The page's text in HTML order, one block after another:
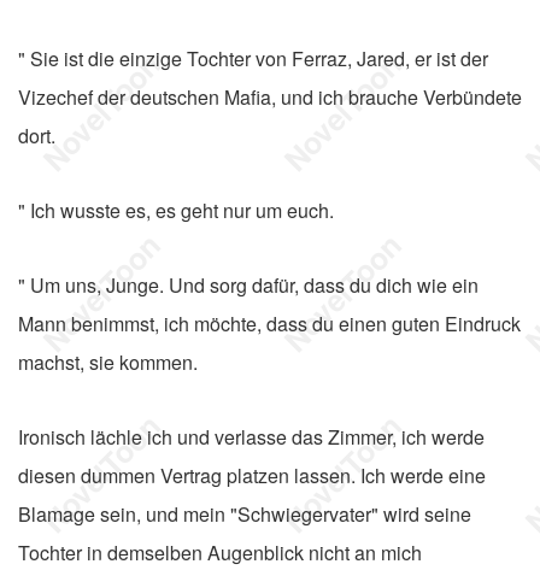
" Sie ist die einzige Tochter von Ferraz, Jared, er ist der
Vizechef der deutschen Mafia, und ich brauche Verbündete
dort.
" Ich wusste es, es geht nur um euch.
" Um uns, Junge. Und sorg dafür, dass du dich wie ein
Mann benimmst, ich möchte, dass du einen guten Eindruck
machst, sie kommen.
Ironisch lächle ich und verlasse das Zimmer, ich werde
diesen dummen Vertrag platzen lassen. Ich werde eine
Blamage sein, und mein "Schwiegervater" wird seine
Tochter in demselben Augenblick nicht an mich